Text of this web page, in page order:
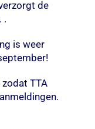
de
.
is weer
TTA